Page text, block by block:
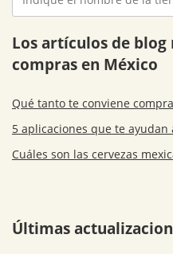
Los artículos de
compras en México
Qué tanto te conviene
5 aplicaciones que te
Cuáles son las cervezas
Últimas